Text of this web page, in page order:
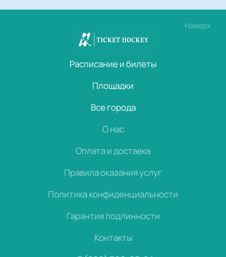
Наверх
Расписание и билеты
Площадки
Все города
О нас
Оплата и доставка
Правила оказания услуг
Политика конфиденциальности
Гарантия подлинности
Контакты